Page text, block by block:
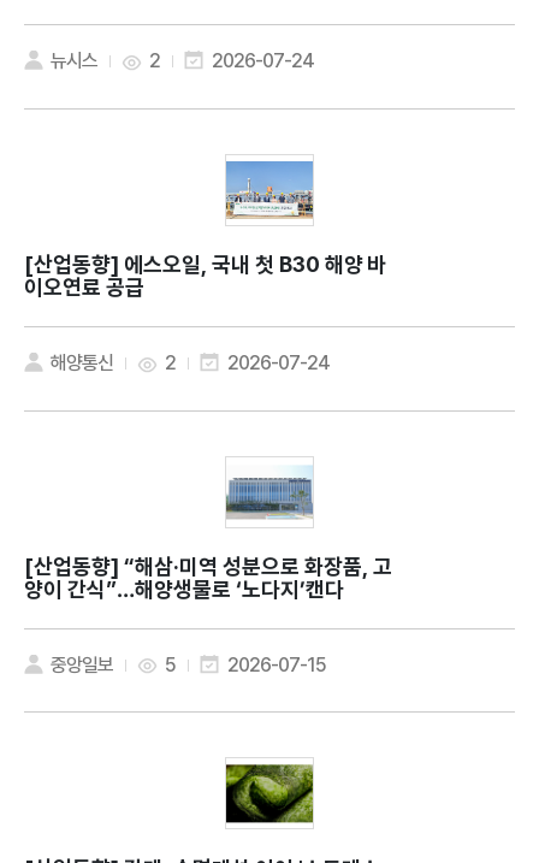
뉴시스 2 2026-07-24
[산업동향]
이오연료 공급
해양통신 2 2026-07-24
[산업동향]
양이 간식”…해양생물로 ‘노다지’캔다
중앙일보 5 2026-07-15